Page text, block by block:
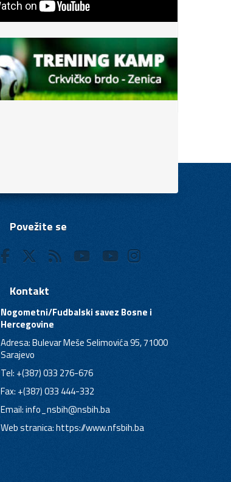
Povežite se
Kontakt
Nogometni/Fudbalski savez Bosne i
Hercegovine
Adresa: Bulevar Meše Selimovića 95, 71000
Sarajevo
Tel: +(387) 033 276-676
Fax: +(387) 033 444-332
Email:info_nsbih@nsbih.ba
Web stranica: https://www.nfsbih.ba